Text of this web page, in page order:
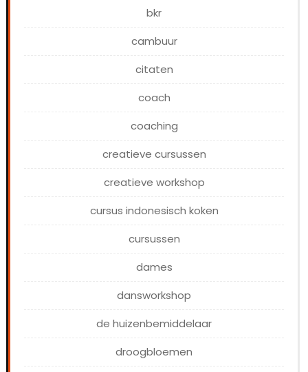
bkr
cambuur
citaten
coach
coaching
creatieve cursussen
creatieve workshop
cursus indonesisch koken
cursussen
dames
dansworkshop
de huizenbemiddelaar
droogbloemen